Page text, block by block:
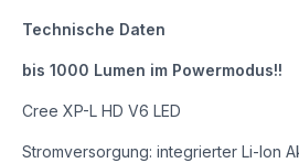
Technische Daten
bis 1000 Lumen im Powermodus!!
Cree XP-L HD V6 LED
Stromversorgung: integrierter Li-Ion